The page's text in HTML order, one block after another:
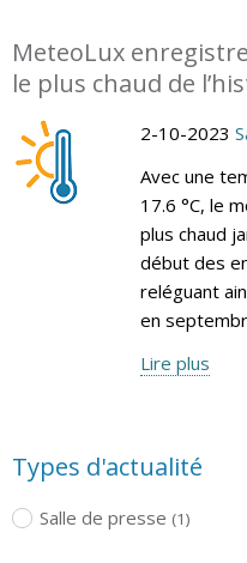
MeteoLux
le plus chaud de
2-10-2023
Avec une
17.6 °C, le
plus chaud
début des
reléguant
en
Lire plus
Types d'actualité
Salle de presse (1)